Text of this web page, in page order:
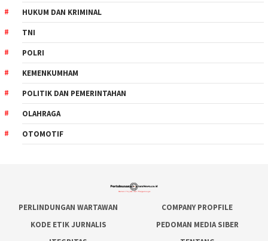
HUKUM DAN KRIMINAL
TNI
POLRI
KEMENKUMHAM
POLITIK DAN PEMERINTAHAN
OLAHRAGA
OTOMOTIF
PERLINDUNGAN WARTAWAN
COMPANY PROPFILE
KODE ETIK JURNALIS
PEDOMAN MEDIA SIBER